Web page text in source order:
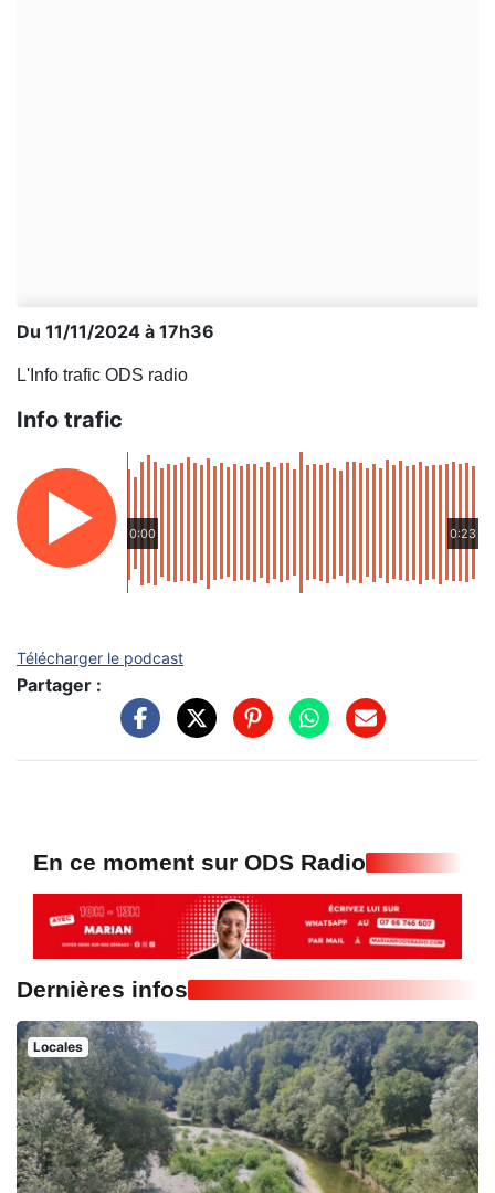
Du 11/11/2024 à 17h36
L'Info trafic ODS radio
Info trafic
0:00 0:23
Télécharger le podcast
Partager :
En ce moment sur ODS Radio
Dernières infos
Locales